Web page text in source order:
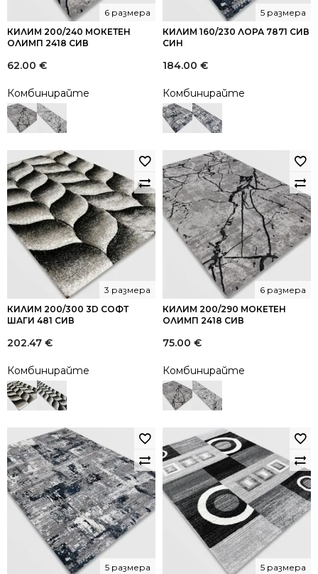
КИЛИМ 200/240 МОКЕТЕН
ОЛИМП 2418 СИВ
6 размера
62.00 €
Комбинирайте
КИЛИМ 160/230 ЛОРА 7871 СИВ
СИН
5 размера
184.00 €
Комбинирайте
КИЛИМ 200/300 3D СОФТ
ШАГИ 481 СИВ
3 размера
202.47 €
Комбинирайте
КИЛИМ 200/290 МОКЕТЕН
ОЛИМП 2418 СИВ
6 размера
75.00 €
Комбинирайте
5 размера 5 размера